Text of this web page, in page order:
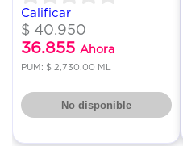
Calificar
$ 40.950
36.855 Ahora
PUM: $ 2,730.00 ML
No disponible